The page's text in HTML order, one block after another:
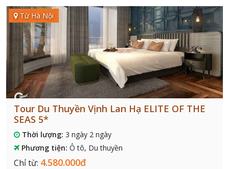
Từ Hà Nội
Tour Du Thuyền Vịnh Lan Hạ ELITE OF THE
SEAS 5*
Thời lượng: 3 ngày 2 ngày
Phương tiện: Ô tô, Du thuyền
Chỉ từ: 4.580.000đ